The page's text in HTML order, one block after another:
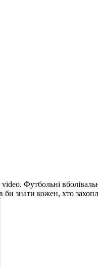
Футбольні
би знати кожен, хто